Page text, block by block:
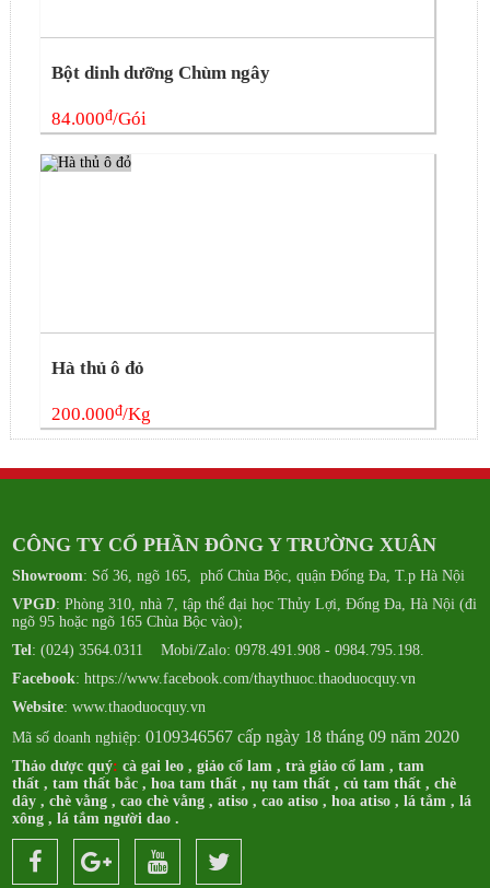
Bột dinh dưỡng Chùm ngây
84.000đ/Gói
Hà thủ ô đỏ
200.000đ/Kg
CÔNG TY CỔ PHẦN ĐÔNG Y TRƯỜNG XUÂN
Showroom: Số 36, ngõ 165, phố Chùa Bộc, quận Đống Đa, T.p Hà Nội
VPGD: Phòng 310, nhà 7, tập thể đại học Thủy Lợi, Đống Đa, Hà Nội (đi
ngõ 95 hoặc ngõ 165 Chùa Bộc vào);
Tel: (024) 3564.0311 Mobi/Zalo: 0978.491.908 - 0984.795.198.
Facebook:https://www.facebook.com/thaythuoc.thaoduocquy.vn
Website: www.thaoduocquy.vn
Mã số doanh nghiệp:0109346567 cấp ngày 18 tháng 09 năm 2020
Thảo dược quý:cà gai leo ,giảo cổ lam ,trà giảo cổ lam ,tam
thất ,tam thất bắc ,hoa tam thất ,nụ tam thất ,củ tam thất ,chè
dây ,chè vằng ,cao chè vằng ,atiso ,cao atiso ,hoa atiso ,lá tắm ,lá
xông ,lá tắm người dao .